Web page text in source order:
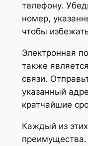
телефону.
номер,
чтобы
Электронная
также
связи.
указанный
кратчайшие
Каждый из